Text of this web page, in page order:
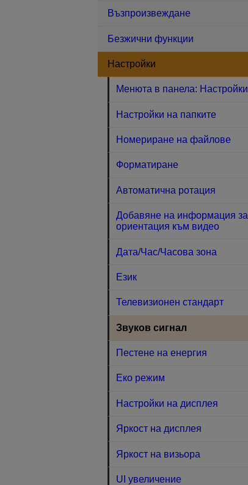
Възпроизвеждане
Безжични функции
Настройки
Менюта в панела: Настройки
Настройки на папките
Номериране на файлове
Форматиране
Автоматична ротация
Добавяне на информация за
ориентация към видео
Дата/Час/Часова зона
Език
Телевизионен стандарт
Звуков сигнал
Пестене на енергия
Еко режим
Настройки на дисплея
Яркост на дисплея
Яркост на визьора
UI увеличение